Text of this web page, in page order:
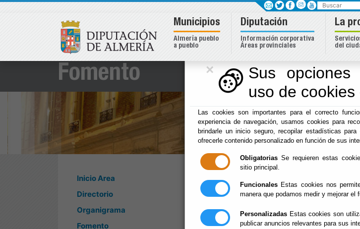
×
Sus
uso de
Las cookies son importantes para el correcto
experiencia de navegación, usamos cookies para
brindarle un inicio seguro, recopilar estadísticas
ofrecerle contenido personalizado en función de sus
Obligatorias Se requieren estas
sitio principal.
Funcionales Estas cookies nos
manera que podamos medir y mejorar el
Personalizadas Estas cookies son
publicar anuncios relevantes para sus
Fomento
Inicio Area
Directorio
Organigrama
Fomento
Inicio
Incidencias en carreteras
Buscar
Municipios
Almería pueblo
a pueblo
Diputación
Información corporativa
Áreas provinciales
La
del